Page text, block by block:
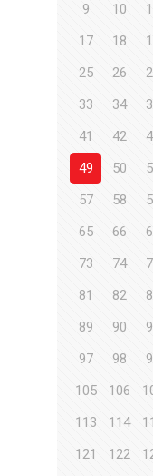
9
10
17
18
25
26
33
34
41
42
49
50
57
58
65
66
73
74
81
82
89
90
97
98
105
106
113
114
121
122